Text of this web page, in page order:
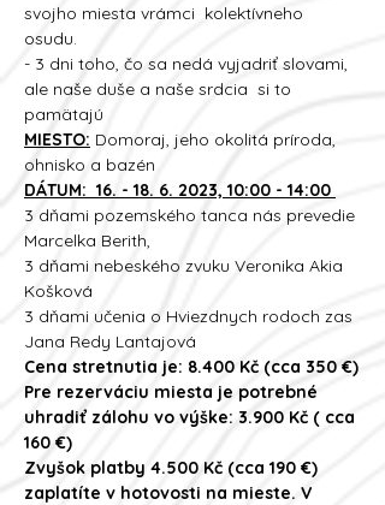
svojho miesta vrámci  kolektívneho
osudu.
- 3 dni toho, čo sa nedá vyjadriť slovami,
ale naše duše a naše srdcia  si to
pamätajú
MIESTO: Domoraj, jeho okolitá príroda,
ohnisko a bazén
DÁTUM:  16. - 18. 6. 2023, 10:00 - 14:00
3 dňami pozemského tanca nás prevedie
Marcelka Berith,
3 dňami nebeského zvuku Veronika Akia
Košková
3 dňami učenia o Hviezdnych rodoch zas
Jana Redy Lantajová
Cena stretnutia je: 8.400 Kč (cca 350 €)
Pre rezerváciu miesta je potrebné
uhradiť zálohu vo výške: 3.900 Kč ( cca
160 €)
Zvyšok platby 4.500 Kč (cca 190 €)
zaplatíte v hotovosti na mieste. V